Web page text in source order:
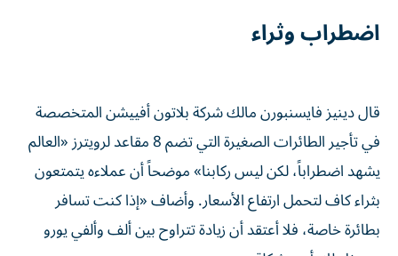
اضطراب وثراء
قال دينيز فايسنبورن مالك شركة بلاتون أفييشن المتخصصة
في تأجير الطائرات الصغيرة التي تضم 8 مقاعد لرويترز «العالم
يشهد اضطراباً، لكن ليس ركابنا» موضحاً أن عملاءه ​يتمتعون
بثراء كاف لتحمل ارتفاع الأسعار. وأضاف «إذا كنت تسافر
بطائرة خاصة، فلا أعتقد ‌أن زيادة تتراوح بين ألف وألفي يورو